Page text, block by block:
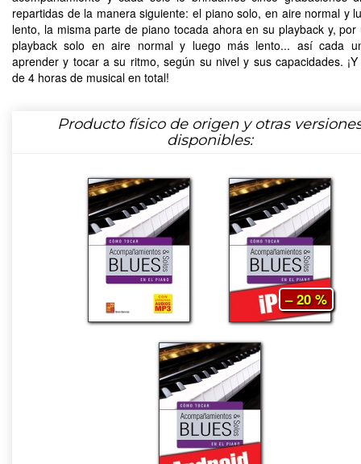
repartidas de la manera siguiente: el piano solo, en aire normal y
lento, la misma parte de piano tocada ahora en su playback y, por
playback solo en aire normal y luego más lento... así cada
aprender y tocar a su ritmo, según su nivel y sus capacidades.
de 4 horas de musical en total!
Producto físico de origen y otras
disponibles:
– 20 %